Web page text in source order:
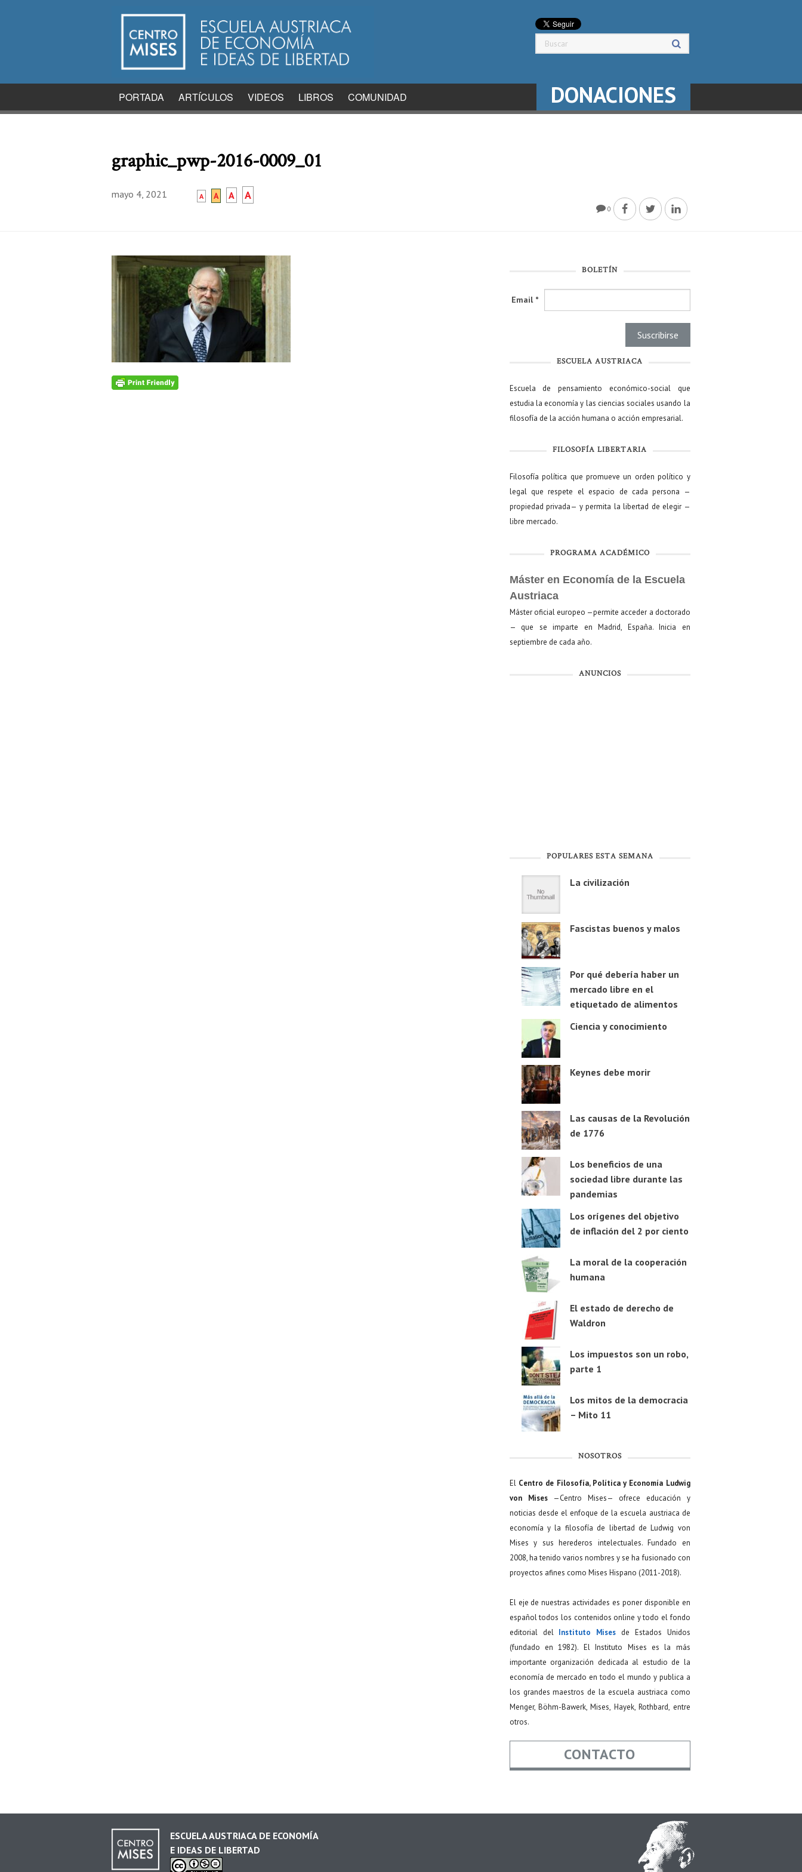
PORTADA ARTÍCULOS VIDEOS LIBROS COMUNIDAD DONACIONES
graphic_pwp-2016-0009_01
mayo 4, 2021 A A A A
0
BOLETÍN
Email *
ESCUELA AUSTRIACA
Escuela de pensamiento económico-social que
estudia la economía y las ciencias sociales usando la
filosofía de la acción humana o acción empresarial.
FILOSOFÍA LIBERTARIA
Filosofía política que promueve un orden político y
legal que respete el espacio de cada persona —
propiedad privada— y permita la libertad de elegir —
libre mercado.
PROGRAMA ACADÉMICO
Máster en Economía de la Escuela
Austriaca
Máster oficial europeo —permite acceder a doctorado
— que se imparte en Madrid, España. Inicia en
septiembre de cada año.
ANUNCIOS
POPULARES ESTA SEMANA
La civilización
Fascistas buenos y malos
Por qué debería haber un
mercado libre en el
etiquetado de alimentos
Ciencia y conocimiento
Keynes debe morir
Las causas de la Revolución
de 1776
Los beneficios de una
sociedad libre durante las
pandemias
Los orígenes del objetivo
de inflación del 2 por ciento
La moral de la cooperación
humana
El estado de derecho de
Waldron
Los impuestos son un robo,
parte 1
Los mitos de la democracia
– Mito 11
NOSOTROS
El Centro de Filosofía, Política y Economía Ludwig
von Mises—Centro Mises— ofrece educación y
noticias desde el enfoque de la escuela austriaca de
economía y la filosofía de libertad de Ludwig von
Mises y sus herederos intelectuales. Fundado en
2008, ha tenido varios nombres y se ha fusionado con
proyectos afines como Mises Hispano (2011-2018).
El eje de nuestras actividades es poner disponible en
español todos los contenidos online y todo el fondo
editorial del Instituto Mises de Estados Unidos
(fundado en 1982). El Instituto Mises es la más
importante organización dedicada al estudio de la
economía de mercado en todo el mundo y publica a
los grandes maestros de la escuela austriaca como
Menger, Böhm-Bawerk, Mises, Hayek, Rothbard, entre
otros.
CONTACTO
ESCUELA AUSTRIACA DE ECONOMÍA
E IDEAS DE LIBERTAD